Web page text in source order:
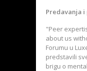
Predavanja
"Peer
about us
Forumu u
predstavili
brigu o